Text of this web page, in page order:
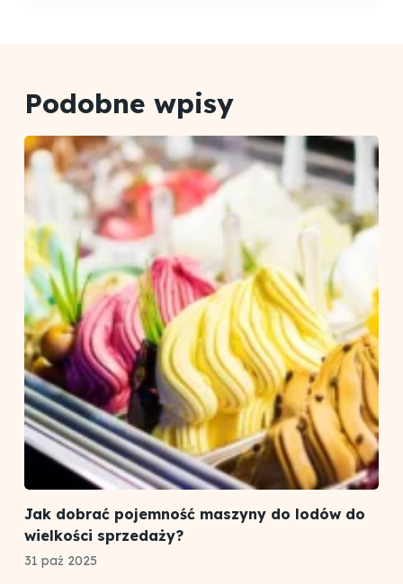
Podobne wpisy
Jak dobrać pojemność maszyny do lodów do
wielkości sprzedaży?
31 paź 2025